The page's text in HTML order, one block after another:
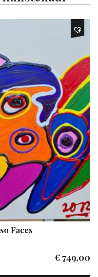
Faces
€ 749,00